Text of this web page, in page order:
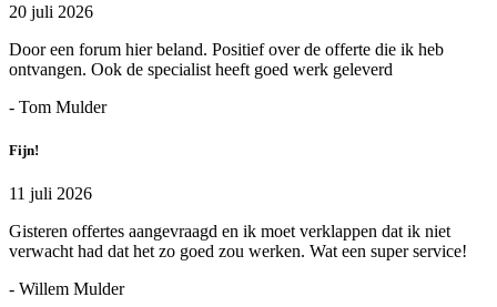
20 juli 2026
Door een forum hier beland. Positief over de offerte die ik heb
ontvangen. Ook de specialist heeft goed werk geleverd
- Tom Mulder
Fijn!
11 juli 2026
Gisteren offertes aangevraagd en ik moet verklappen dat ik niet
verwacht had dat het zo goed zou werken. Wat een super service!
- Willem Mulder